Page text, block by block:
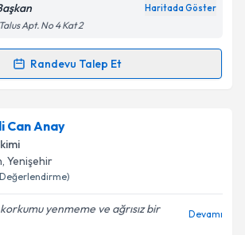
işlenmesine ilişkin
Aydınlatma
okudum ve kişisel verilerimin belirtilen
işlenmesini kabul ediyorum.
Haritada Göster
Apt. No 4 Kat 2
Randevu Talep Et
Talebi
için randevu takvimi talebi oluşturun.
randevu almanız için bir takvim
e-posta ile bilgilendireceğiz.
Can Anay
, Yenişehir
Değerlendirme)
yenmeme ve ağrısız bir
Devamı